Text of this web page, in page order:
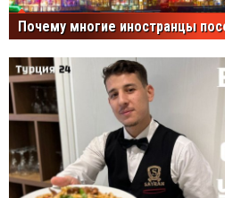
Почему многие иностранцы